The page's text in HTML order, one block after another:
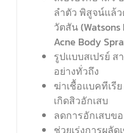
ลำตัว พิสูจน์แล้
วัตสัน (Watsons
Acne Body
รูปแบบสเปรย์
อย่างทั่วถึง
ฆ่าเชื้อแบคทีเรี
เกิดสิวอักเสบ
ลดการอักเสบข
ช่วยเร่งการผลั